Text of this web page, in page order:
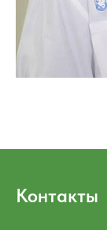
Контакты